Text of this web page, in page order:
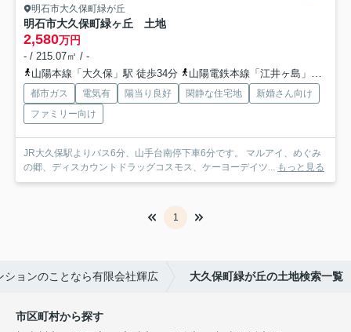
明石市大久保町緑が丘
明石市大久保町緑ヶ丘 土地
2,580万円
- / 215.07㎡ / -
山陽本線「大久保」駅 徒歩34分
山陽電鉄本線「江井ヶ島」駅 徒歩40分
都市ガス 電気有 陽当り良好 閑静な住宅地
新婚さん向け
ファミリー向け
JR大久保駅よりバス6分、山手台南停下車6分です。 マルアイ、めぐみ
の郷、ディスカウントドラッグコスモス、ケーヨーデイツ... もっと見る
1
ョンのことなら有限会社輝広 大久保町緑が丘の土地検索一覧
市区町村から探す